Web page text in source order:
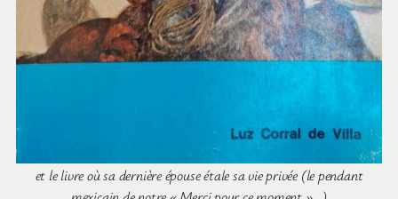
et le livre où sa dernière épouse étale sa vie privée (le pendant